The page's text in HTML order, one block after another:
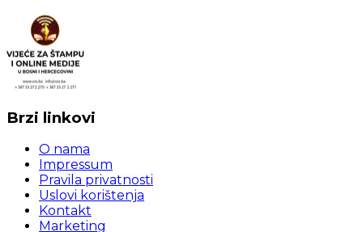
Brzi linkovi
O nama
Impressum
Pravila privatnosti
Uslovi korištenja
Kontakt
Marketing